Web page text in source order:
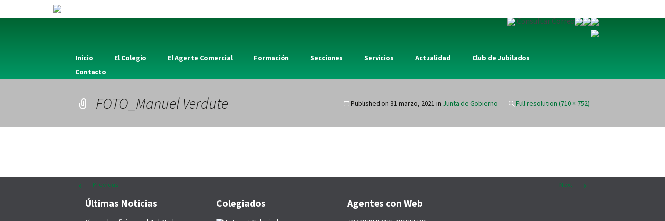
Consultar Correo
Inicio El Colegio El Agente Comercial Formación Secciones Servicios Actualidad
Club de Jubilados
Contacto
FOTO_Manuel Verdute Published on 31 marzo, 2021 in Junta de Gobierno Full resolution (710 × 752)
← Previous Next→
Últimas Noticias Colegiados Agentes con Web